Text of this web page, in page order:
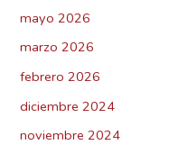
mayo 2026
marzo 2026
febrero 2026
diciembre 2024
noviembre 2024